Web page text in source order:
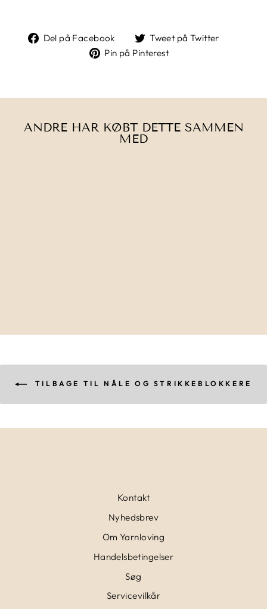
Del på Facebook
Del
på
Tweet på Twitter
Pin på Pinterest
ANDRE HAR KØBT DETTE SAMMEN
MED
TILBAGE TIL NÅLE OG STRIKKEBLOKKERE
Kontakt
Nyhedsbrev
Om Yarnloving
Handelsbetingelser
Søg
Servicevilkår